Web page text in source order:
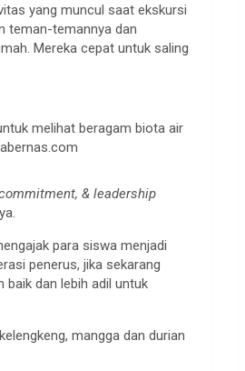
yang muncul saat ekskursi
teman-temannya dan
Mereka cepat untuk saling
melihat beragam biota air
& leadership
para siswa menjadi
penerus, jika sekarang
baik dan lebih adil untuk
mangga dan durian